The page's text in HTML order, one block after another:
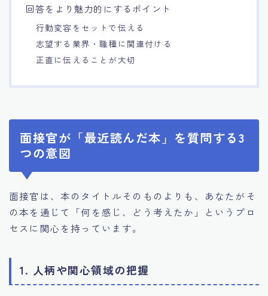
回答をより魅力的にするポイント
行動変容をセットで伝える
志望する業界・職種に関連付ける
正直に伝えることが大切
面接官が「最近読んだ本」を質問する3
つの意図
面接官は、本のタイトルそのものよりも、あなたがそ
の本を通じて「何を感じ、どう考えたか」というプロ
セスに関心を持っています。
1. 人柄や関心領域の把握